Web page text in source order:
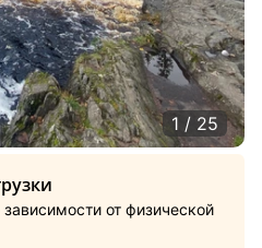
1 / 25
от физической